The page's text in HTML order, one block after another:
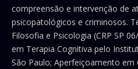
compreensão e intervenção de
psicopatológicos e criminosos.
Filosofia e Psicologia (CRP SP
em Terapia Cognitiva pelo
São Paulo; Aperfeiçoamento